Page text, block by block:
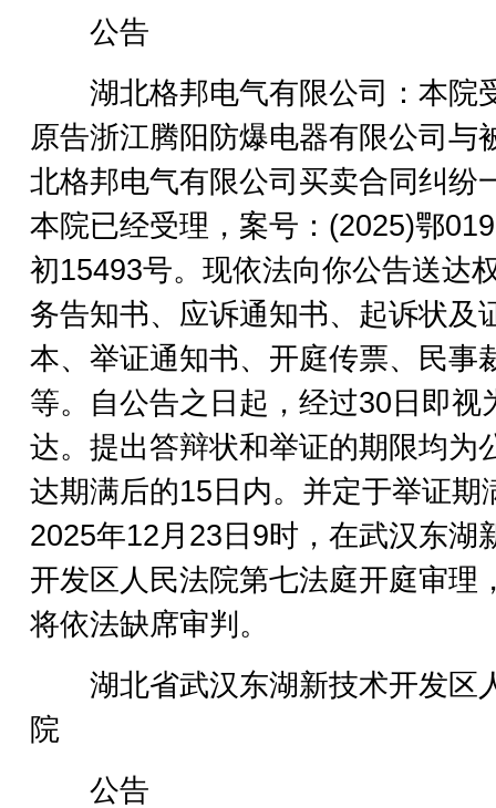
公告
湖北格邦电气有限公司：本院
原告浙江腾阳防爆电器有限公司与
北格邦电气有限公司买卖合同纠纷
本院已经受理，案号：(2025)鄂
初15493号。现依法向你公告送达
务告知书、应诉通知书、起诉状及
本、举证通知书、开庭传票、民事
等。自公告之日起，经过30日即视
达。提出答辩状和举证的期限均为
达期满后的15日内。并定于举证期
2025年12月23日9时，在武汉东湖
开发区人民法院第七法庭开庭审理
将依法缺席审判。
湖北省武汉东湖新技术开发区
院
公告